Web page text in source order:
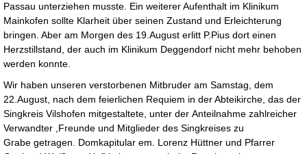
Passau unterziehen musste. Ein weiterer Aufenthalt im Klinikum
Mainkofen sollte Klarheit über seinen Zustand und Erleichterung
bringen. Aber am Morgen des 19.August erlitt P.Pius dort einen
Herzstillstand, der auch im Klinikum Deggendorf nicht mehr behoben
werden konnte.
Wir haben unseren verstorbenen Mitbruder am Samstag, dem
22.August, nach dem feierlichen Requiem in der Abteikirche, das der
Singkreis Vilshofen mitgestaltete, unter der Anteilnahme zahlreicher
Verwandter ,Freunde und Mitglieder des Singkreises zu
Grabe getragen. Domkapitular em. Lorenz Hüttner und Pfarrer